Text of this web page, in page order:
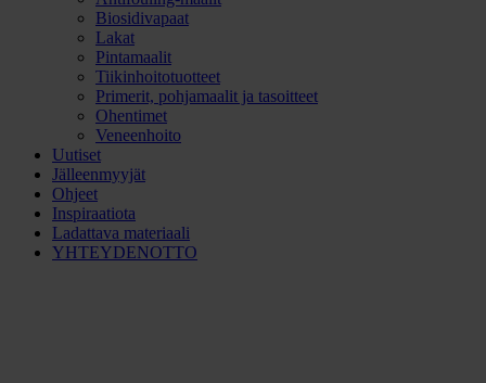
Biosidivapaat
Lakat
Pintamaalit
Tiikinhoitotuotteet
Primerit, pohjamaalit ja tasoitteet
Ohentimet
Veneenhoito
Uutiset
Jälleenmyyjät
Ohjeet
Inspiraatiota
Ladattava materiaali
YHTEYDENOTTO